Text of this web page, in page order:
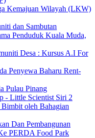
Kemajuan Wilayah (LKW)
dan Sambutan
Penduduk Kuala Muda,
Desa : Kursus A.I For
Penyewa Baharu Rent-
Pulau Pinang
- Little Scientist Siri 2
oleh Bahagian
Dan Pembangunan
PERDA Food Park